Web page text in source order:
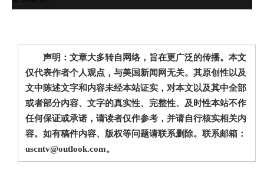
声明：文章大多转自网络，旨在更广泛的传播。本文
仅代表作者个人观点，与美国新闻网无关。其原创性以及
文中陈述文字和内容未经本站证实，对本文以及其中全部
或者部分内容、文字的真实性、完整性、及时性本站不作
任何保证或承诺，请读者仅作参考，并请自行核实相关内
容。如有稿件内容、版权等问题请联系删除。联系邮箱：
uscntv@outlook.com。